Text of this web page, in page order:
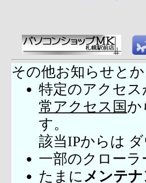
その他お知らせとか
特定のアクセ
常アクセス国か
す。
該当IPからは
一部のクロー
たまに メンテ